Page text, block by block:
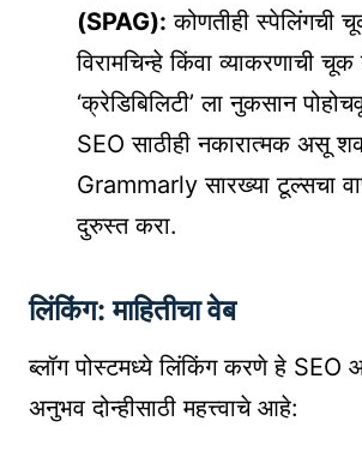
(SPAG): कोणतीही स्पेलिंगची
विरामचिन्हे किंवा व्याकरणाची चूक
‘क्रेडिबिलिटी’ ला नुकसान
SEO साठीही नकारात्मक असू
Grammarly सारख्या टूल्सचा
दुरुस्त करा.
लिंकिंग: माहितीचा वेब
ब्लॉग पोस्टमध्ये लिंकिंग करणे हे SEO
अनुभव दोन्हीसाठी महत्त्वाचे आहे: